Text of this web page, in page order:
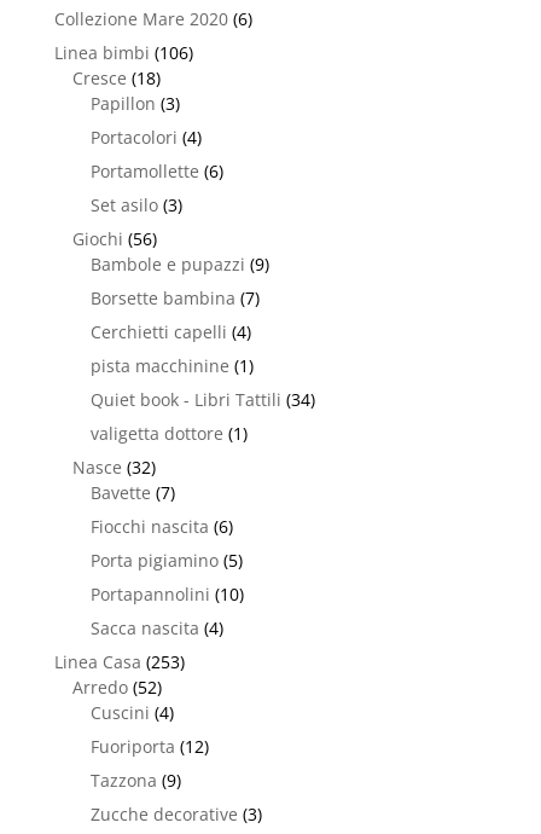
Collezione Mare 2020 (6)
Linea bimbi (106)
Cresce (18)
Papillon (3)
Portacolori (4)
Portamollette (6)
Set asilo (3)
Giochi (56)
Bambole e pupazzi (9)
Borsette bambina (7)
Cerchietti capelli (4)
pista macchinine (1)
Quiet book - Libri Tattili (34)
valigetta dottore (1)
Nasce (32)
Bavette (7)
Fiocchi nascita (6)
Porta pigiamino (5)
Portapannolini (10)
Sacca nascita (4)
Linea Casa (253)
Arredo (52)
Cuscini (4)
Fuoriporta (12)
Tazzona (9)
Zucche decorative (3)